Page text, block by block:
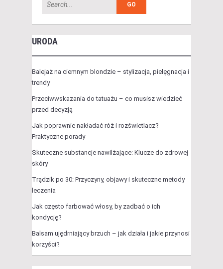
URODA
Balejaż na ciemnym blondzie – stylizacja, pielęgnacja i
trendy
Przeciwwskazania do tatuażu – co musisz wiedzieć
przed decyzją
Jak poprawnie nakładać róż i rozświetlacz?
Praktyczne porady
Skuteczne substancje nawilżające: Klucze do zdrowej
skóry
Trądzik po 30: Przyczyny, objawy i skuteczne metody
leczenia
Jak często farbować włosy, by zadbać o ich
kondycję?
Balsam ujędrniający brzuch – jak działa i jakie przynosi
korzyści?